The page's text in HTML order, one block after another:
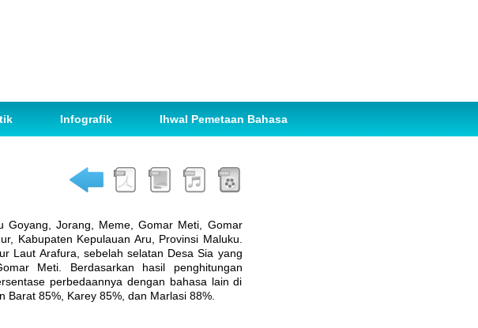
Infografik Ihwal Pemetaan Bahasa
Goyang, Jorang, Meme, Gomar Meti, Gomar
Kabupaten Kepulauan Aru, Provinsi Maluku.
Laut Arafura, sebelah selatan Desa Sia yang
Meti. Berdasarkan hasil penghitungan
perbedaannya dengan bahasa lain di
85%, Karey 85%, dan Marlasi 88%.